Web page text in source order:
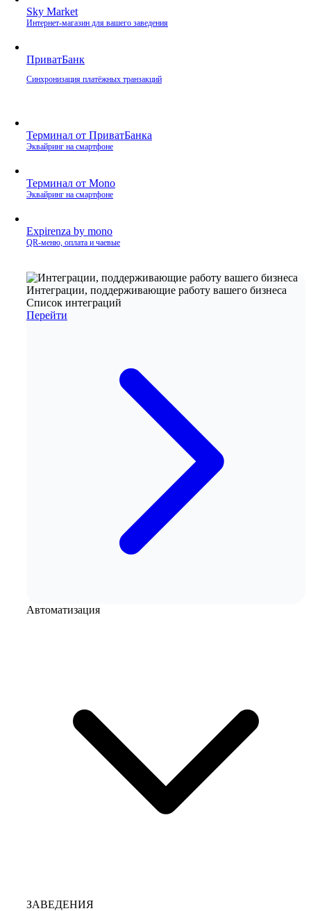
Sky Market
Интернет‑магазин для вашего заведения
ПриватБанк
Синхронизация платёжных транзакций
Терминал от ПриватБанка
Эквайринг на смартфоне
Терминал от Mono
Эквайринг на смартфоне
Expirenza by mono
QR‑меню, оплата и чаевые
Интеграции, поддерживающие работу вашего бизнеса
Список интеграций
Перейти
Автоматизация
ЗАВЕДЕНИЯ